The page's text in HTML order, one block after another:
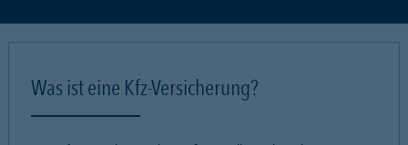
Was ist eine Kfz-Versicherung?